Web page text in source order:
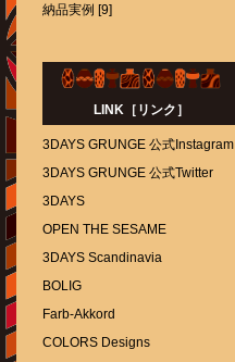
納品実例 [9]
LINK［リンク］
3DAYS GRUNGE 公式Instagram
3DAYS GRUNGE 公式Twitter
3DAYS
OPEN THE SESAME
3DAYS Scandinavia
BOLIG
Farb-Akkord
COLORS Designs